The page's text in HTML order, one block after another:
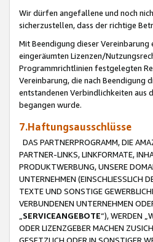
Wir dürfen angefallene und noch
sicherzustellen, dass der richtige
Mit Beendigung dieser
eingeräumten Lizenzen/
Programmrichtlinien festgelegten
Vereinbarung, die nach Beendigung
entstandenen Verbindlichkeiten aus
begangen wurde.
7.Haftungsausschlüsse
DAS PARTNERPROGRAMM, DIE
PARTNER-LINKS, LINKFORMATE,
PRODUKTWERBUNG, UNSERE
UNTERNEHMEN (EINSCHLIESSLICH
TEXTE UND SONSTIGE
VERBUNDENEN UNTERNEHMEN
SERVICEANGEBOTE“), WERDEN
ODER LIZENZGEBER MACHEN